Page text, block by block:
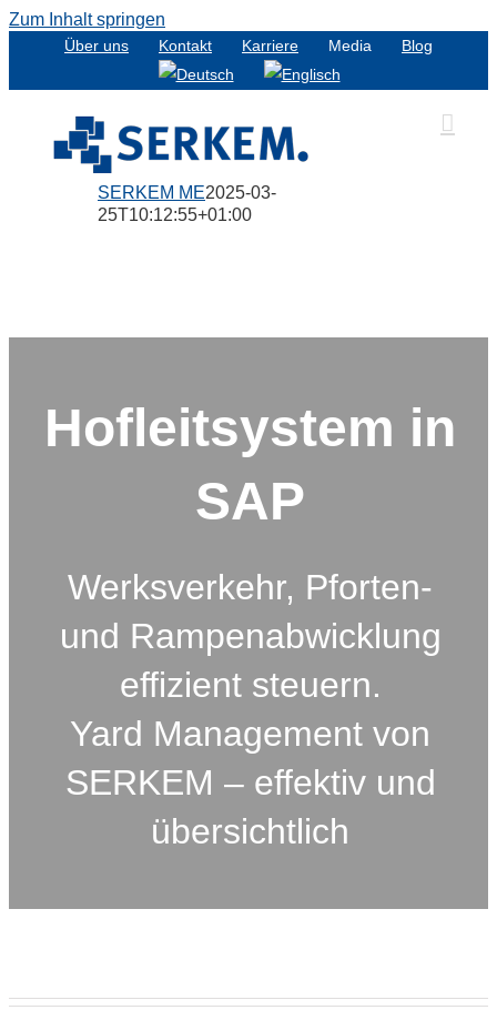
Zum Inhalt springen
Über uns Kontakt Karriere Media Blog
SERKEM ME2025-03-
25T10:12:55+01:00
Hofleitsystem in
SAP
Werksverkehr, Pforten-
und Rampenabwicklung
effizient steuern.
Yard Management von
SERKEM – effektiv und
übersichtlich